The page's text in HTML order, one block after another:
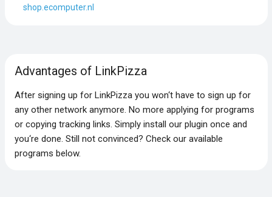
shop.ecomputer.nl
Advantages of LinkPizza
After signing up for LinkPizza you won‘t have to sign up for
any other network anymore. No more applying for programs
or copying tracking links. Simply install our plugin once and
you‘re done. Still not convinced? Check our available
programs below.